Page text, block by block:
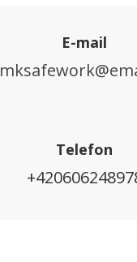
E-mail
Telefon